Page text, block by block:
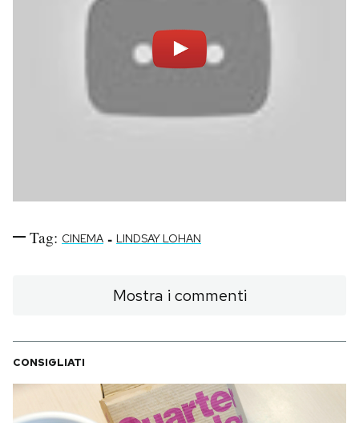
Tag: CINEMA - LINDSAY LOHAN
Mostra i commenti
CONSIGLIATI